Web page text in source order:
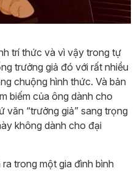
trí thức và vì vậy trong tự
trưởng giả đó với rất nhiều
chuộng hình thức. Và bản
biếm của ông dành cho
văn “trưởng giả” sang trọng
không dành cho đại
trong một gia đình bình